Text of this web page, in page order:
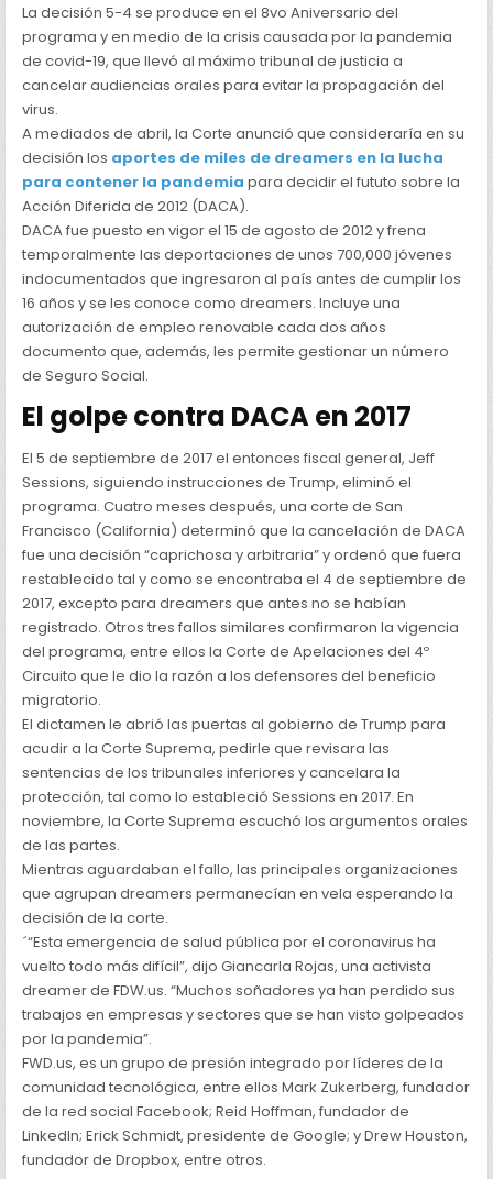
La decisión 5-4 se produce en el 8vo Aniversario del
programa y en medio de la crisis causada por la pandemia
de covid-19, que llevó al máximo tribunal de justicia a
cancelar audiencias orales para evitar la propagación del
virus.
A mediados de abril, la Corte anunció que consideraría en su
decisión los aportes de miles de dreamers en la lucha
para contener la pandemia para decidir el fututo sobre la
Acción Diferida de 2012 (DACA).
DACA fue puesto en vigor el 15 de agosto de 2012 y frena
temporalmente las deportaciones de unos 700,000 jóvenes
indocumentados que ingresaron al país antes de cumplir los
16 años y se les conoce como dreamers. Incluye una
autorización de empleo renovable cada dos años
documento que, además, les permite gestionar un número
de Seguro Social.
El golpe contra DACA en 2017
El 5 de septiembre de 2017 el entonces fiscal general, Jeff
Sessions, siguiendo instrucciones de Trump, eliminó el
programa. Cuatro meses después, una corte de San
Francisco (California) determinó que la cancelación de DACA
fue una decisión “caprichosa y arbitraria” y ordenó que fuera
restablecido tal y como se encontraba el 4 de septiembre de
2017, excepto para dreamers que antes no se habían
registrado. Otros tres fallos similares confirmaron la vigencia
del programa, entre ellos la Corte de Apelaciones del 4º
Circuito que le dio la razón a los defensores del beneficio
migratorio.
El dictamen le abrió las puertas al gobierno de Trump para
acudir a la Corte Suprema, pedirle que revisara las
sentencias de los tribunales inferiores y cancelara la
protección, tal como lo estableció Sessions en 2017. En
noviembre, la Corte Suprema escuchó los argumentos orales
de las partes.
Mientras aguardaban el fallo, las principales organizaciones
que agrupan dreamers permanecían en vela esperando la
decisión de la corte.
´“Esta emergencia de salud pública por el coronavirus ha
vuelto todo más difícil”, dijo Giancarla Rojas, una activista
dreamer de FDW.us. “Muchos soñadores ya han perdido sus
trabajos en empresas y sectores que se han visto golpeados
por la pandemia”.
FWD.us, es un grupo de presión integrado por líderes de la
comunidad tecnológica, entre ellos Mark Zukerberg, fundador
de la red social Facebook; Reid Hoffman, fundador de
Linkedln; Erick Schmidt, presidente de Google; y Drew Houston,
fundador de Dropbox, entre otros.